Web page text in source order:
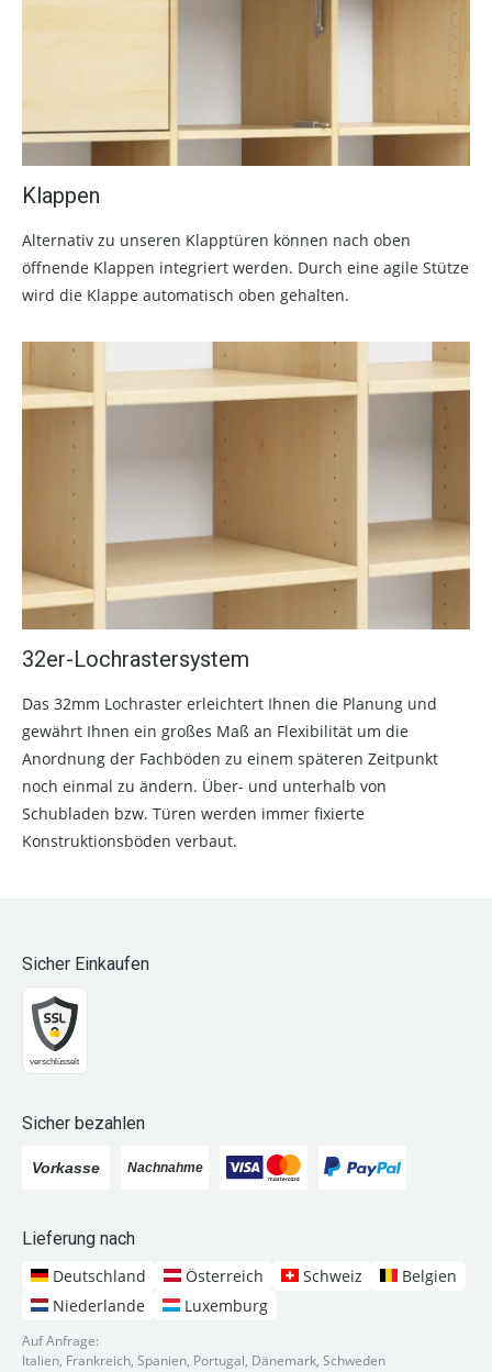
Klappen
Alternativ zu unseren Klapptüren können nach oben
öffnende Klappen integriert werden. Durch eine agile Stütze
wird die Klappe automatisch oben gehalten.
32er-Lochrastersystem
Das 32mm Lochraster erleichtert Ihnen die Planung und
gewährt Ihnen ein großes Maß an Flexibilität um die
Anordnung der Fachböden zu einem späteren Zeitpunkt
noch einmal zu ändern. Über- und unterhalb von
Schubladen bzw. Türen werden immer fixierte
Konstruktionsböden verbaut.
Sicher Einkaufen
Sicher bezahlen
Lieferung nach
Deutschland
Österreich Schweiz
Belgien
Niederlande
Luxemburg
Auf Anfrage:
Italien, Frankreich, Spanien, Portugal, Dänemark, Schweden